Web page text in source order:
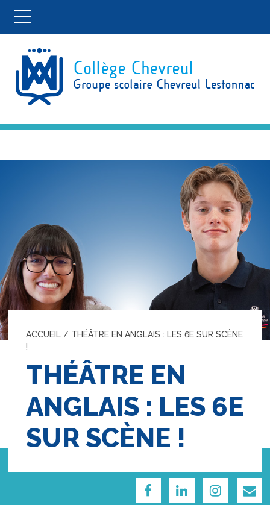
ACCUEIL / THÉÂTRE EN ANGLAIS : LES 6E SUR SCÈNE
!
THÉÂTRE EN
ANGLAIS : LES 6E
SUR SCÈNE !